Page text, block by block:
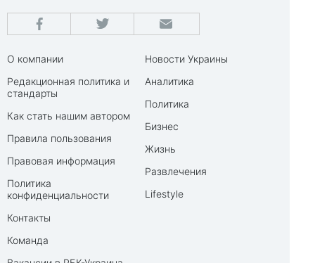
О компании
Редакционная политика и
стандарты
Как стать нашим автором
Правила пользования
Правовая информация
Политика
конфиденциальности
Контакты
Команда
Новости Украины
Аналитика
Политика
Бизнес
Жизнь
Развлечения
Lifestyle